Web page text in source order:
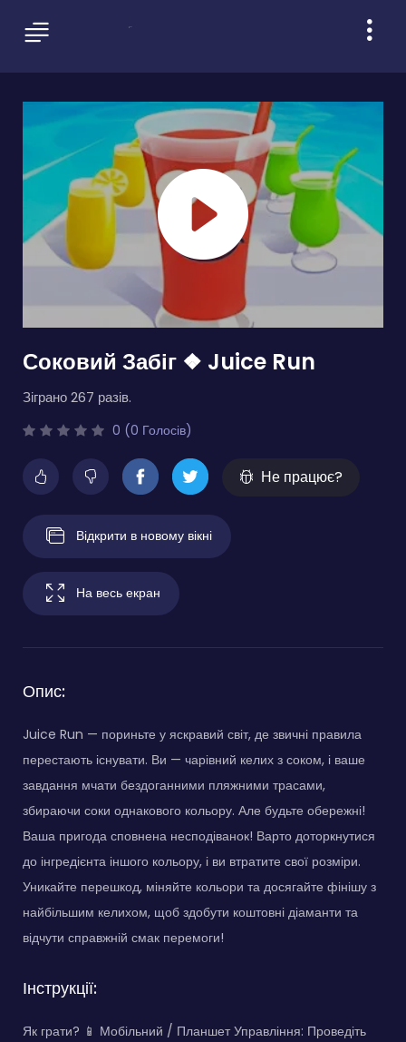
Соковий Забіг ❖ Juice Run
Зіграно 267 разів.
0 (0 Голосів)
Не працює?
Відкрити в новому вікні
На весь екран
Опис:
Juice Run — пориньте у яскравий світ, де звичні правила
перестають існувати. Ви — чарівний келих з соком, і ваше
завдання мчати бездоганними пляжними трасами,
збираючи соки однакового кольору. Але будьте обережні!
Ваша пригода сповнена несподіванок! Варто доторкнутися
до інгредієнта іншого кольору, і ви втратите свої розміри.
Уникайте перешкод, міняйте кольори та досягайте фінішу з
найбільшим келихом, щоб здобути коштовні діаманти та
відчути справжній смак перемоги!
Інструкції:
Як грати? 📱 Мобільний / Планшет Управління: Проведіть